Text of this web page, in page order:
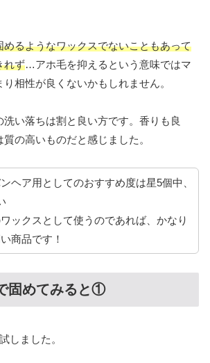
めるようなワックスでないこともあって
れず…アホ毛を抑えるという意味ではマ
相性が良くないかもしれません。
洗い落ちは割と良い方です。香りも良
の高いものだと感じました。
ヘア用としてのおすすめ度は星5個中、
ックスとして使うのであれば、かなり
商品です！
固めてみると①
しました。